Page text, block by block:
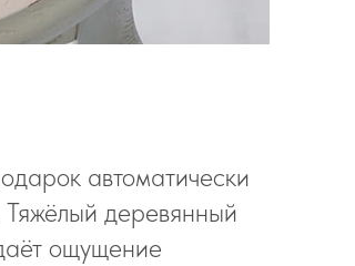
автоматически
деревянный
ощущение